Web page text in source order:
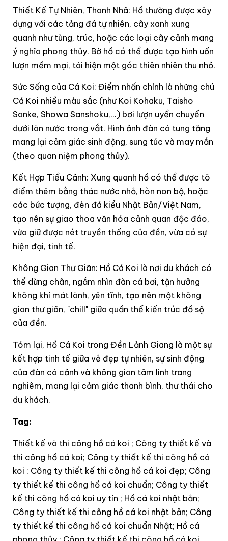
Thiết Kế Tự Nhiên, Thanh Nhã: Hồ thường được xây
dựng với các tảng đá tự nhiên, cây xanh xung
quanh như tùng, trúc, hoặc các loại cây cảnh mang
ý nghĩa phong thủy. Bờ hồ có thể được tạo hình uốn
lượn mềm mại, tái hiện một góc thiên nhiên thu nhỏ.
Sức Sống của Cá Koi: Điểm nhấn chính là những chú
Cá Koi nhiều màu sắc (như Koi Kohaku, Taisho
Sanke, Showa Sanshoku,...) bơi lượn uyển chuyển
dưới làn nước trong vắt. Hình ảnh đàn cá tung tăng
mang lại cảm giác sinh động, sung túc và may mắn
(theo quan niệm phong thủy).
Kết Hợp Tiểu Cảnh: Xung quanh hồ có thể được tô
điểm thêm bằng thác nước nhỏ, hòn non bộ, hoặc
các bức tượng, đèn đá kiểu Nhật Bản/Việt Nam,
tạo nên sự giao thoa văn hóa cảnh quan độc đáo,
vừa giữ được nét truyền thống của đền, vừa có sự
hiện đại, tinh tế.
Không Gian Thư Giãn: Hồ Cá Koi là nơi du khách có
thể dừng chân, ngắm nhìn đàn cá bơi, tận hưởng
không khí mát lành, yên tĩnh, tạo nên một không
gian thư giãn, "chill" giữa quần thể kiến trúc đồ sộ
của đền.
Tóm lại, Hồ Cá Koi trong Đền Lảnh Giang là một sự
kết hợp tinh tế giữa vẻ đẹp tự nhiên, sự sinh động
của đàn cá cảnh và không gian tâm linh trang
nghiêm, mang lại cảm giác thanh bình, thư thái cho
du khách.
Tag:
Thiết kế và thi công hồ cá koi ; Công ty thiết kế và
thi công hồ cá koi; Công ty thiết kế thi công hồ cá
koi ; Công ty thiết kế thi công hồ cá koi đẹp; Công
ty thiết kế thi công hồ cá koi chuẩn; Công ty thiết
kế thi công hồ cá koi uy tín ; Hồ cá koi nhật bản;
Công ty thiết kế thi công hồ cá koi nhật bản; Công
ty thiết kế thi công hồ cá koi chuẩn Nhật; Hồ cá